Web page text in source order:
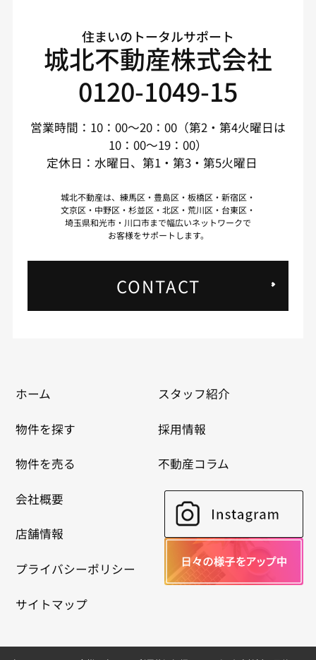
住まいのトータルサポート
城北不動産株式会社
0120-1049-15
営業時間：10：00～20：00（第2・第4火曜日は
10：00～19：00）
定休日：水曜日、第1・第3・第5火曜日
城北不動産は、練馬区・豊島区・板橋区・新宿区・
文京区・中野区・杉並区・北区・荒川区・台東区・
埼玉県和光市・川口市まで幅広いネットワークで
お客様をサポートします。
CONTACT
ホーム
物件を探す
物件を売る
会社概要
店舗情報
プライバシーポリシー
サイトマップ
スタッフ紹介
採用情報
不動産コラム